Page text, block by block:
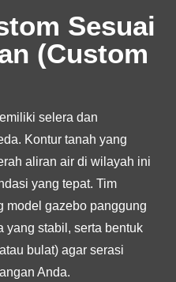
Sesuai
(Custom
selera dan
Kontur tanah yang
aliran air di wilayah ini
yang tepat. Tim
model gazebo panggung
yang stabil, serta bentuk
bulat) agar serasi
Anda.